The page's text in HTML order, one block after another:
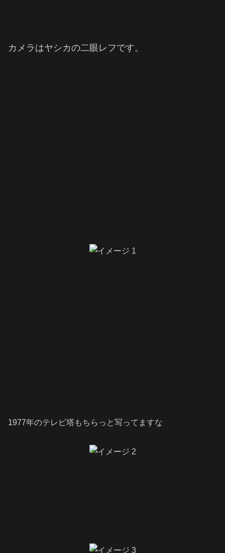
カメラはヤシカの二眼レフです。
1977年のテレビ塔もちらっと写ってますな